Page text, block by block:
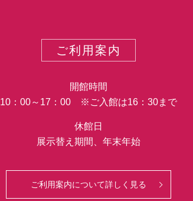
ご利用案内
開館時間
10：00～17：00 ※ご入館は16：30まで
休館日
展示替え期間、年末年始
ご利用案内について詳しく見る